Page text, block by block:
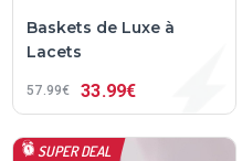
Baskets de Luxe à
Lacets
57 99€ 33 99€
SUPER DEAL